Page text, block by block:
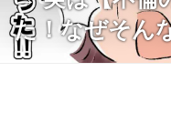
た！なぜそん